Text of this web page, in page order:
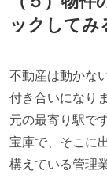
ックしてみ
不動産は動かな
付き合いになり
元の最寄り駅で
宝庫で、そこに
構えている管理